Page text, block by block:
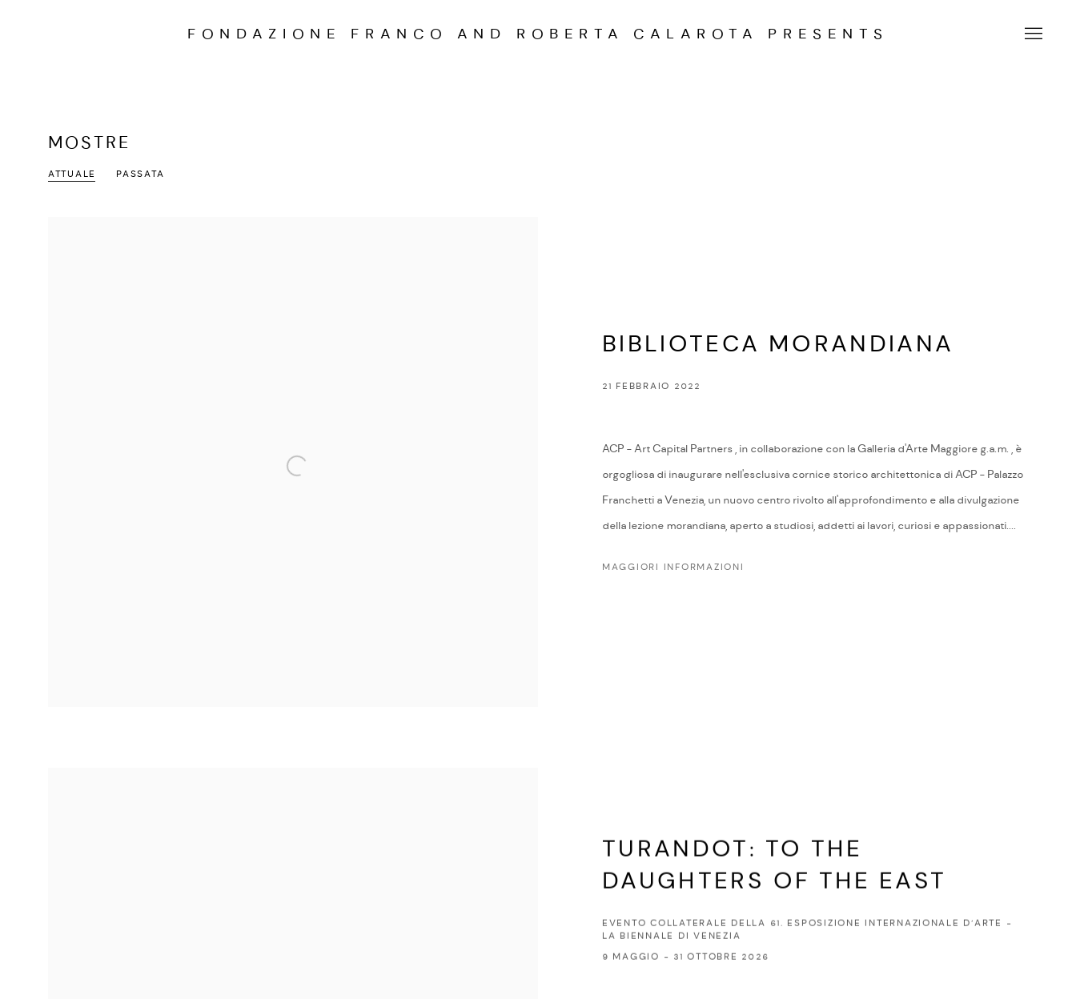
FONDAZIONE FRANCO AND ROBERTA CALAROTA PRESENTS
MOSTRE
ATTUALE PASSATA
BIBLIOTECA MORANDIANA
21 FEBBRAIO 2022
ACP - Art Capital Partners , in collaborazione con la Galleria d'Arte Maggiore g.a.m. , è
orgogliosa di inaugurare nell'esclusiva cornice storico architettonica di ACP - Palazzo
Franchetti a Venezia, un nuovo centro rivolto all'approfondimento e alla divulgazione
della lezione morandiana, aperto a studiosi, addetti ai lavori, curiosi e appassionati....
MAGGIORI INFORMAZIONI
TURANDOT: TO THE
DAUGHTERS OF THE EAST
EVENTO COLLATERALE DELLA 61. ESPOSIZIONE INTERNAZIONALE D’ARTE -
LA BIENNALE DI VENEZIA
9 MAGGIO - 31 OTTOBRE 2026